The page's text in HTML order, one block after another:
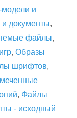
и
и документы,
файлы,
, Образы
шрифтов,
, Файлы
- исходный